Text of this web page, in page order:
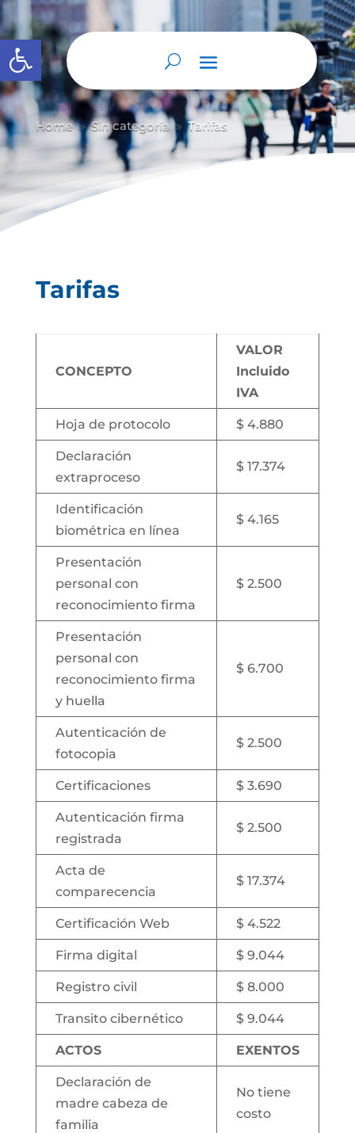
Abrir barra de herramientas
Home 9 Sin categoría 9 Tarifas
Tarifas
CONCEPTO
VALOR
Incluido
IVA
Hoja de protocolo $ 4.880
Declaración
extraproceso
$ 17.374
Identificación
biométrica en línea
$ 4.165
Presentación
personal con
reconocimiento firma
$ 2.500
Presentación
personal con
reconocimiento firma
y huella
$ 6.700
Autenticación de
fotocopia
$ 2.500
Certificaciones $ 3.690
Autenticación firma
registrada
$ 2.500
Acta de
comparecencia
$ 17.374
Certificación Web $ 4.522
Firma digital $ 9.044
Registro civil $ 8.000
Transito cibernético $ 9.044
ACTOS EXENTOS
Declaración de
madre cabeza de
familia
No tiene
costo